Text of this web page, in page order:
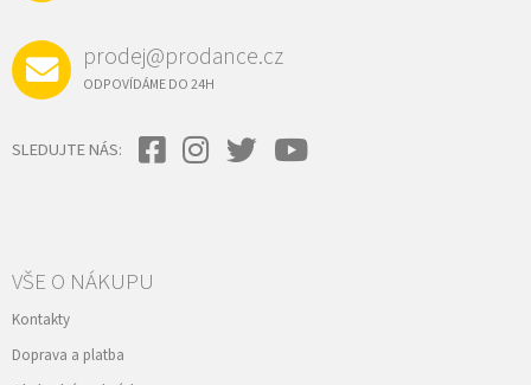
prodej@prodance.cz
ODPOVÍDÁME DO 24H
SLEDUJTE NÁS:
VŠE O NÁKUPU
Kontakty
Doprava a platba